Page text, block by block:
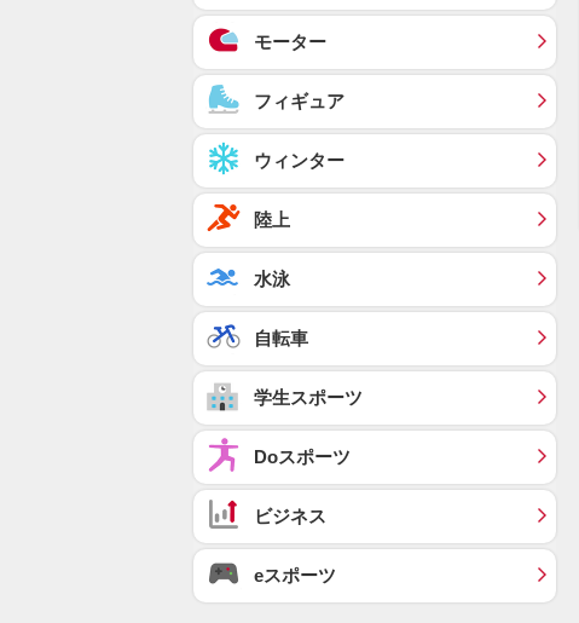
モーター
フィギュア
ウィンター
陸上
水泳
自転車
学生スポーツ
Doスポーツ
ビジネス
eスポーツ